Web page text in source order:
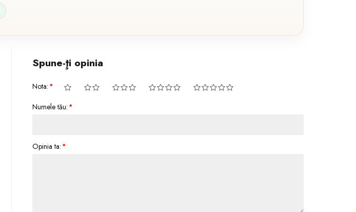
Spune-ţi opinia
Nota:
Numele tău:
Opinia ta: